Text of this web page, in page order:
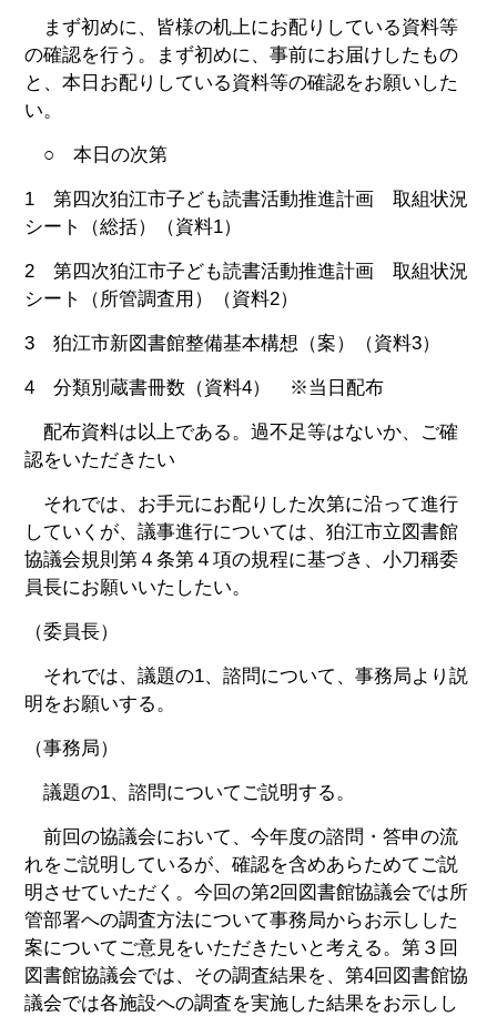
まず初めに、皆様の机上にお配りしている資料等
の確認を行う。まず初めに、事前にお届けしたもの
と、本日お配りしている資料等の確認をお願いした
い。
○ 本日の次第
1 第四次狛江市子ども読書活動推進計画 取組状況
シート（総括）（資料1）
2 第四次狛江市子ども読書活動推進計画 取組状況
シート（所管調査用）（資料2）
3 狛江市新図書館整備基本構想（案）（資料3）
4 分類別蔵書冊数（資料4） ※当日配布
配布資料は以上である。過不足等はないか、ご確
認をいただきたい
それでは、お手元にお配りした次第に沿って進行
していくが、議事進行については、狛江市立図書館
協議会規則第４条第４項の規程に基づき、小刀稱委
員長にお願いいたしたい。
（委員長）
それでは、議題の1、諮問について、事務局より説
明をお願いする。
（事務局）
議題の1、諮問についてご説明する。
前回の協議会において、今年度の諮問・答申の流
れをご説明しているが、確認を含めあらためてご説
明させていただく。今回の第2回図書館協議会では所
管部署への調査方法について事務局からお示しした
案についてご意見をいただきたいと考える。第３回
図書館協議会では、その調査結果を、第4回図書館協
議会では各施設への調査を実施した結果をお示しし